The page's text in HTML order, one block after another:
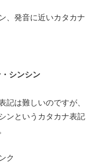
、発音に近いカタカナ
シンシン
記は難しいのですが、
ンというカタカナ表記
ク